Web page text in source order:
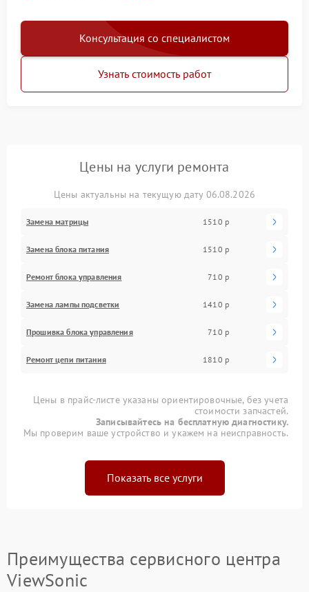
Консультация со специалистом
Узнать стоимость работ
Цены на услуги ремонта
Цены актуальны на текущую дату 06.08.2026
Замена матрицы 1510 р
Замена блока питания 1510 р
Ремонт блока управления 710 р
Замена лампы подсветки 1410 р
Прошивка блока управления 710 р
Ремонт цепи питания 1810 р
Цены в прайс-листе указаны ориентировочные, без учета
стоимости запчастей.
Записывайтесь на бесплатную диагностику.
Мы проверим ваше устройство и укажем на неисправность.
Показать все услуги
Преимущества сервисного центра
ViewSonic